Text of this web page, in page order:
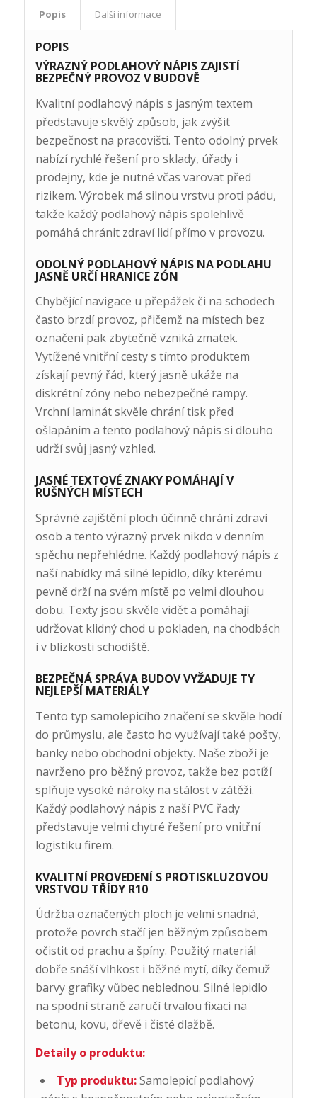
Popis Další informace
POPIS
VÝRAZNÝ PODLAHOVÝ NÁPIS ZAJISTÍ
BEZPEČNÝ PROVOZ V BUDOVĚ
Kvalitní podlahový nápis s jasným textem
představuje skvělý způsob, jak zvýšit
bezpečnost na pracovišti. Tento odolný prvek
nabízí rychlé řešení pro sklady, úřady i
prodejny, kde je nutné včas varovat před
rizikem. Výrobek má silnou vrstvu proti pádu,
takže každý podlahový nápis spolehlivě
pomáhá chránit zdraví lidí přímo v provozu.
ODOLNÝ PODLAHOVÝ NÁPIS NA PODLAHU
JASNĚ URČÍ HRANICE ZÓN
Chybějící navigace u přepážek či na schodech
často brzdí provoz, přičemž na místech bez
označení pak zbytečně vzniká zmatek.
Vytížené vnitřní cesty s tímto produktem
získají pevný řád, který jasně ukáže na
diskrétní zóny nebo nebezpečné rampy.
Vrchní laminát skvěle chrání tisk před
ošlapáním a tento podlahový nápis si dlouho
udrží svůj jasný vzhled.
JASNÉ TEXTOVÉ ZNAKY POMÁHAJÍ V
RUŠNÝCH MÍSTECH
Správné zajištění ploch účinně chrání zdraví
osob a tento výrazný prvek nikdo v denním
spěchu nepřehlédne. Každý podlahový nápis z
naší nabídky má silné lepidlo, díky kterému
pevně drží na svém místě po velmi dlouhou
dobu. Texty jsou skvěle vidět a pomáhají
udržovat klidný chod u pokladen, na chodbách
i v blízkosti schodiště.
BEZPEČNÁ SPRÁVA BUDOV VYŽADUJE TY
NEJLEPŠÍ MATERIÁLY
Tento typ samolepicího značení se skvěle hodí
do průmyslu, ale často ho využívají také pošty,
banky nebo obchodní objekty. Naše zboží je
navrženo pro běžný provoz, takže bez potíží
splňuje vysoké nároky na stálost v zátěži.
Každý podlahový nápis z naší PVC řady
představuje velmi chytré řešení pro vnitřní
logistiku firem.
KVALITNÍ PROVEDENÍ S PROTISKLUZOVOU
VRSTVOU TŘÍDY R10
Údržba označených ploch je velmi snadná,
protože povrch stačí jen běžným způsobem
očistit od prachu a špíny. Použitý materiál
dobře snáší vlhkost i běžné mytí, díky čemuž
barvy grafiky vůbec neblednou. Silné lepidlo
na spodní straně zaručí trvalou fixaci na
betonu, kovu, dřevě i čisté dlažbě.
Detaily o produktu:
Typ produktu:Samolepicí podlahový